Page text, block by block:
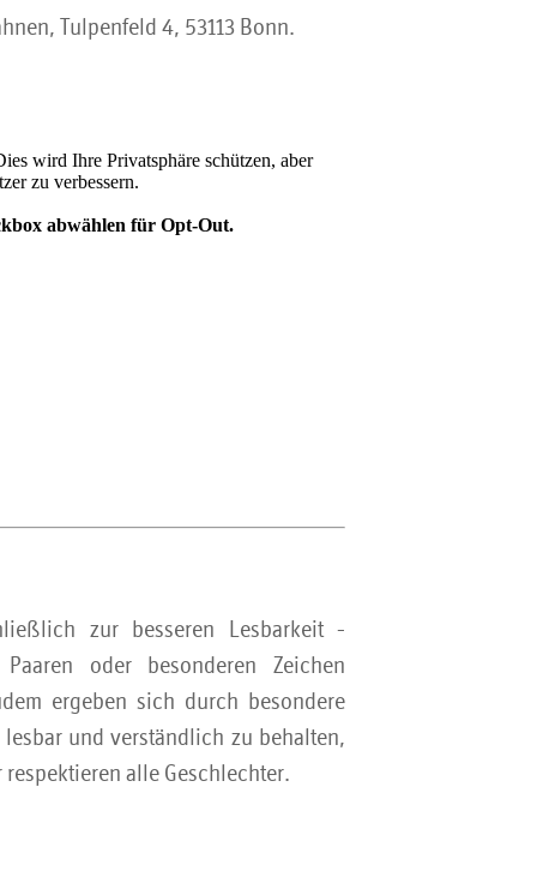
Tulpenfeld 4, 53113 Bonn.
zur besseren Lesbarkeit -
oder besonderen Zeichen
ergeben sich durch besondere
und verständlich zu behalten,
alle Geschlechter.